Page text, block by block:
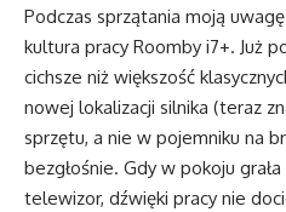
Podczas sprzątania moją
kultura pracy Roomby i7+. Już
cichsze niż większość
nowej lokalizacji silnika (teraz
sprzętu, a nie w pojemniku na
bezgłośnie. Gdy w pokoju
telewizor, dźwięki pracy nie